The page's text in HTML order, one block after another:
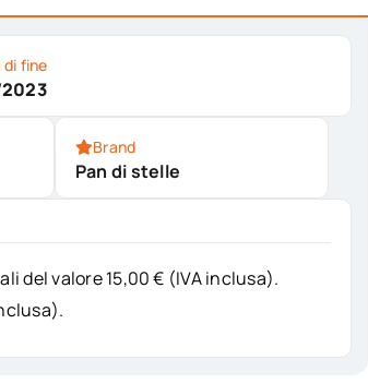
fine
Brand
Pan di stelle
del valore 15,00 € (IVA inclusa).